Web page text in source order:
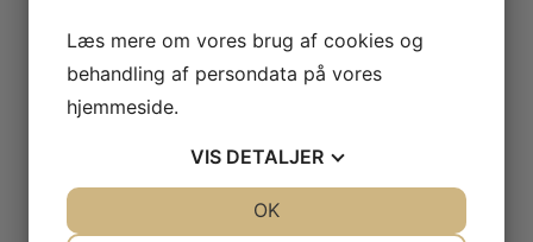
Du er altid velkommen til at ringe for en uforpligtende
snak om dit næste projekt. Vi kommer gerne med et
Læs mere om vores brug af cookies og
behandling af persondata på vores
hjemmeside.
VIS DETALJER
OK